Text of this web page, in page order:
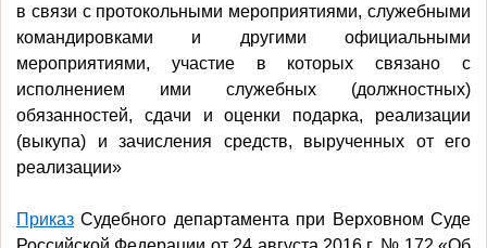
в связи с протокольными мероприятиями, служебными
командировками и другими официальными
мероприятиями, участие в которых связано с
исполнением ими служебных (должностных)
обязанностей, сдачи и оценки подарка, реализации
(выкупа) и зачисления средств, вырученных от его
реализации»
Приказ Судебного департамента при Верховном Суде